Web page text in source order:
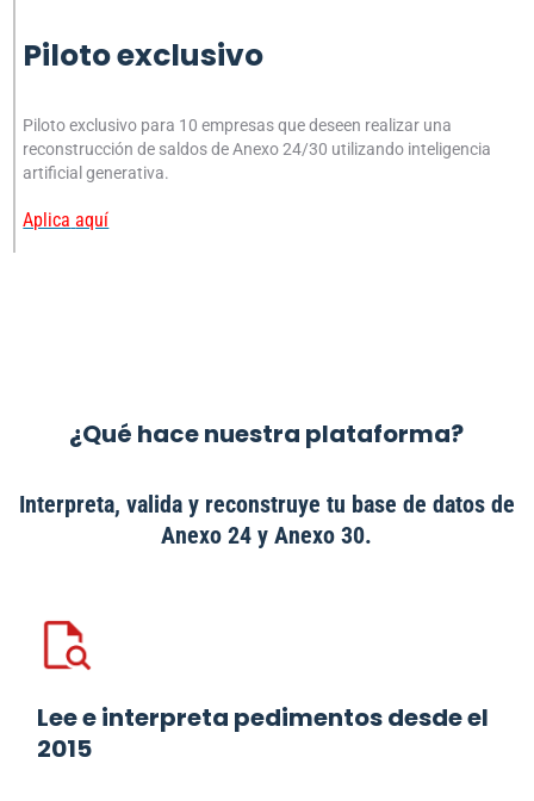
Piloto exclusivo
Piloto exclusivo para 10 empresasque deseen realizar una
reconstrucción de saldos de Anexo 24/30 utilizando inteligencia
artificial generativa.
Aplica aquí
¿Qué hace nuestra plataforma?
Interpreta, valida y reconstruye tu base de datos de
Anexo 24 y Anexo 30.
Lee e interpreta pedimentos desde el
2015